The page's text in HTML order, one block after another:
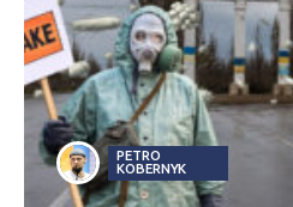
PETRO
KOBERNYK